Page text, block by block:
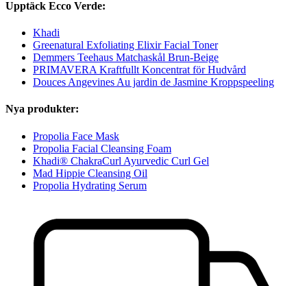
Upptäck Ecco Verde:
Khadi
Greenatural Exfoliating Elixir Facial Toner
Demmers Teehaus Matchaskål Brun-Beige
PRIMAVERA Kraftfullt Koncentrat för Hudvård
Douces Angevines Au jardin de Jasmine Kroppspeeling
Nya produkter:
Propolia Face Mask
Propolia Facial Cleansing Foam
Khadi® ChakraCurl Ayurvedic Curl Gel
Mad Hippie Cleansing Oil
Propolia Hydrating Serum